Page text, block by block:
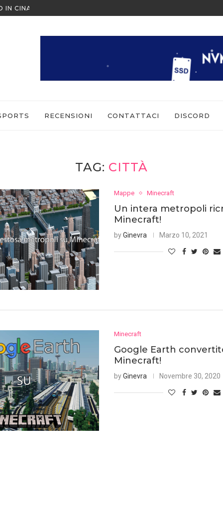
CINA ALL’ULTIMO MOMENTO
RECENSIONI CONTATTACI DISCORD
TAG: CITTÀ
Mappe Minecraft
Un intera metropoli
Minecraft!
byGinevra Marzo 10, 2021
Minecraft
Google Earth
Minecraft!
byGinevra Novembre 30, 2020